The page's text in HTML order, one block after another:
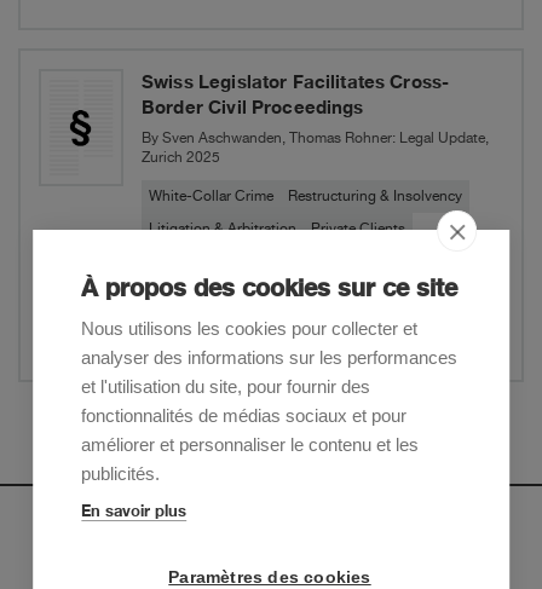
Swiss Legislator Facilitates Cross-
Border Civil Proceedings
By Sven Aschwanden, Thomas Rohner: Legal Update,
Zurich 2025
White-Collar Crime Restructuring & Insolvency
Litigation & Arbitration Private Clients
Website
Partager
Inscrivez-vous pour recevoir nos mises à jour sur les
À propos des cookies sur ce site
Nous utilisons les cookies pour collecter et
analyser des informations sur les performances
et l'utilisation du site, pour fournir des
fonctionnalités de médias sociaux et pour
améliorer et personnaliser le contenu et les
publicités.
En savoir plus
Paramètres des cookies